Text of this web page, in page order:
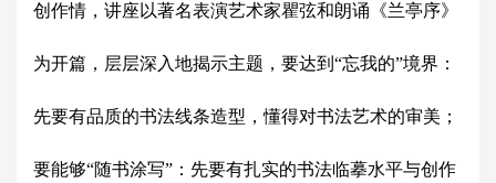
创作情，讲座以著名表演艺术家瞿弦和朗诵《兰亭序》
为开篇，层层深入地揭示主题，要达到“忘我的”境界：
先要有品质的书法线条造型，懂得对书法艺术的审美；
要能够“随书涂写”：先要有扎实的书法临摹水平与创作